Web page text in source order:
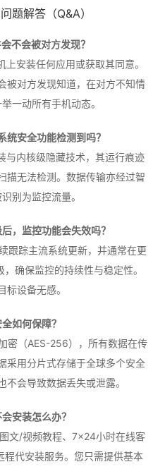
题解答（Q&A）
不会被对方发现？
安装任何应用或获取其同意。
被对方发现知道，在对方不知情
一动所有手机动态。
统安全功能检测到吗？
与内核级隐藏技术，其运行痕迹
描无法检测。数据传输亦经过智
别为监控流量。
，监控功能会失效吗？
跟踪主流系统更新，并通常在更
确保监控的持续性与稳定性。
标设备无感。
如何保障？
密（AES-256），所有数据在传
采用分片式存储于全球多个安全
会导致数据丢失或泄露。
安装怎么办？
文/视频教程、7×24小时在线客
程代安装服务。您只需提供基本